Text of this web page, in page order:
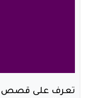
تعرف على قصص